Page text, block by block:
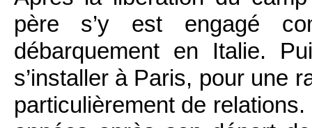
père s’y est engagé
débarquement en Italie.
s’installer à Paris, pour une
particulièrement de